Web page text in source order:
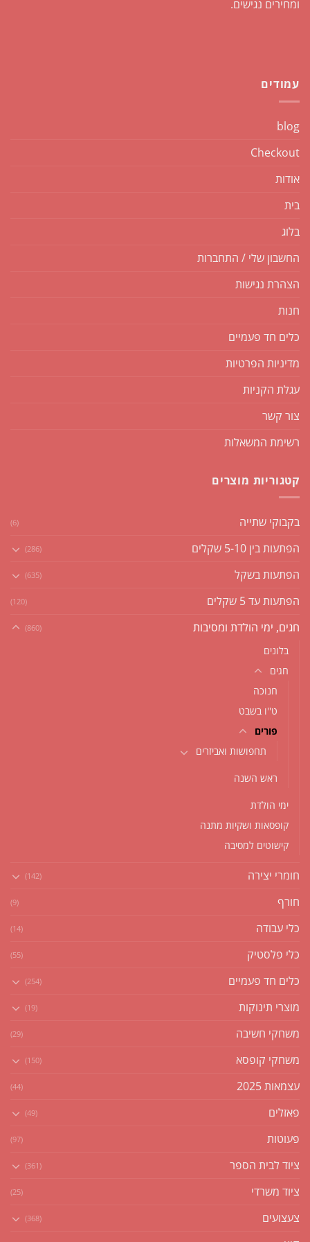
ומחירים נגישים.
עמודים
blog
Checkout
אודות
בית
בלוג
החשבון שלי / התחברות
הצהרת נגישות
חנות
כלים חד פעמיים
מדיניות הפרטיות
עגלת הקניות
צור קשר
רשימת המשאלות
קטגוריות מוצרים
בקבוקי שתייה (6)
הפתעות בין 5-10 שקלים (286)
הפתעות בשקל (635)
הפתעות עד 5 שקלים (120)
חגים, ימי הולדת ומסיבות (860)
בלונים
חגים
חנוכה
ט''ו בשבט
פורים
תחפושות ואביזרים
ראש השנה
ימי הולדת
קופסאות ושקיות מתנה
קישוטים למסיבה
חומרי יצירה (142)
חורף (9)
כלי עבודה (14)
כלי פלסטיק (55)
כלים חד פעמיים (254)
מוצרי תינוקות (19)
משחקי חשיבה (29)
משחקי קופסא (150)
עצמאות 2025 (44)
פאזלים (49)
פעוטות (97)
ציוד לבית הספר (361)
ציוד משרדי (25)
צעצועים (368)